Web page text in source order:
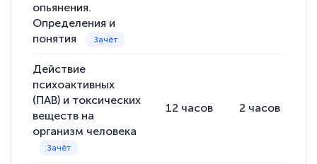
книги, методические рекомендации,
статьи. Времени на подготовку
аттестацию в школе. Спасибо!
Евгения Коротких
Знаток города 2 уровня
опьянения.
Определения и
понятия
Действие
психоактивных
(ПАВ) и токсических
веществ на
организм человека
12 часов 2 часов